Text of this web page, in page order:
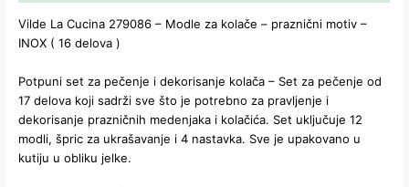
Vilde La Cucina 279086 – Modle za kolače – praznični motiv –
INOX ( 16 delova )
Potpuni set za pečenje i dekorisanje kolača – Set za pečenje od
17 delova koji sadrži sve što je potrebno za pravljenje i
dekorisanje prazničnih medenjaka i kolačića. Set uključuje 12
modli, špric za ukrašavanje i 4 nastavka. Sve je upakovano u
kutiju u obliku jelke.